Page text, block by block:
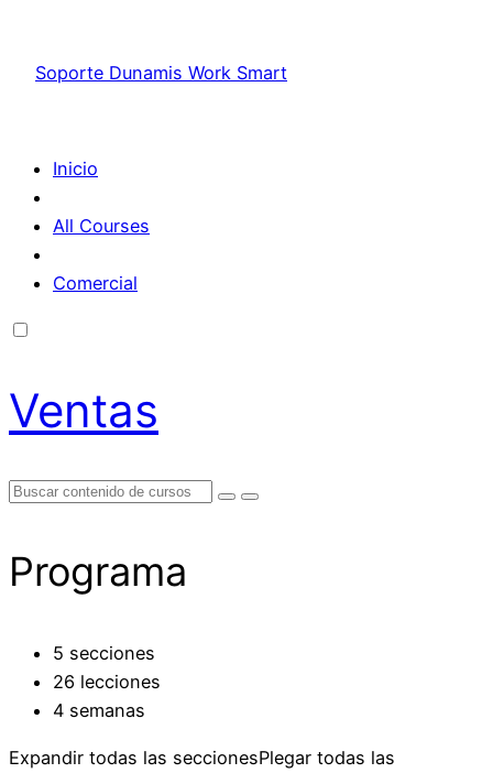
Soporte Dunamis Work Smart
Inicio
All Courses
Comercial
Ventas
Programa
5 secciones
26 lecciones
4 semanas
Expandir todas las seccionesPlegar todas las